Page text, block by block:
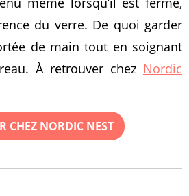
du verre. De quoi garder
de main tout en soignant
À retrouver chez Nordic
CHEZ NORDIC NEST